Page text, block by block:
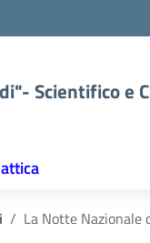
Scientifico e
La Notte Nazionale